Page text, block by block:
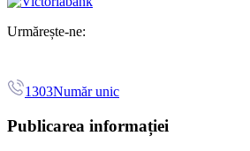
Urmărește-ne:
1303Număr unic
Publicarea informației